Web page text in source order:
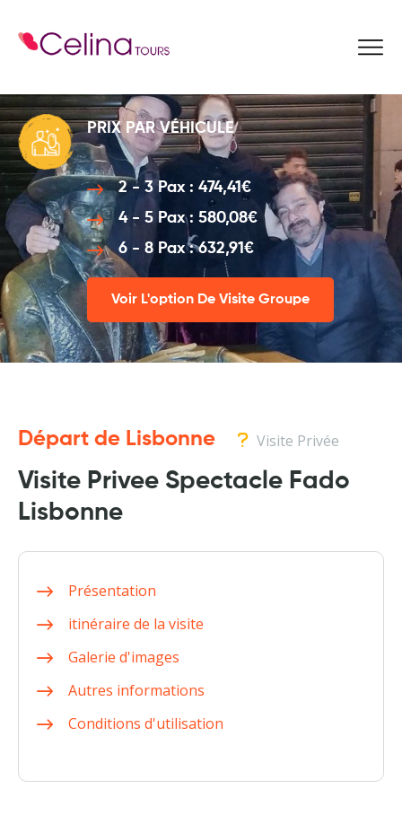
PRIX PAR VÉHICULE
2 - 3 Pax : 474,41€
4 - 5 Pax : 580,08€
6 - 8 Pax : 632,91€
Voir L'option De Visite Groupe
Départ de Lisbonne Visite Privée
Visite Privee Spectacle Fado
Lisbonne
Présentation
itinéraire de la visite
Galerie d'images
Autres informations
Conditions d'utilisation